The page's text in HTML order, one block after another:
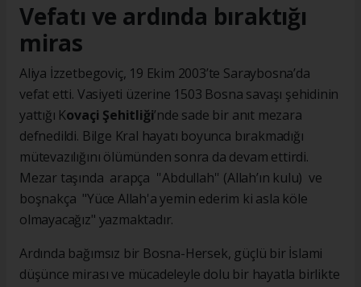
Vefatı ve ardında bıraktığı
miras
Aliya İzzetbegoviç, 19 Ekim 2003’te Saraybosna’da
vefat etti. Vasiyeti üzerine 1503 Bosna savaşı şehidinin
yattığı Kovaçi Şehitliği’nde sade bir anıt mezara
defnedildi. Bilge Kral hayatı boyunca bırakmadığı
mütevazılığını ölümünden sonra da devam ettirdi.
Mezar taşında arapça ''Abdullah'' (Allah’ın kulu) ve
boşnakça "Yüce Allah'a yemin ederim ki asla köle
olmayacağız" yazmaktadır.
Ardında bağımsız bir Bosna-Hersek, güçlü bir İslami
düşünce mirası ve mücadeleyle dolu bir hayatla birlikte